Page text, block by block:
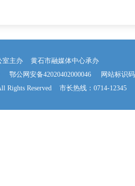
室主办 黄石市融媒体中心承办
鄂公网安备42020402000046 网站标识码
Rights Reserved 市长热线：0714-12345